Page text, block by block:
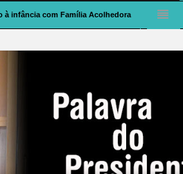
Família Acolhedora Caso de Polícia: